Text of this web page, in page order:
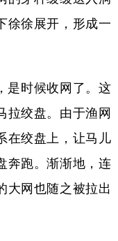
徐徐展开，形成一
时候收网了。这
拉绞盘。由于渔网
在绞盘上，让马儿
奔跑。渐渐地，连
大网也随之被拉出